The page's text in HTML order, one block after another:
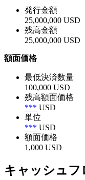
発行金額
25,000,000 USD
残高金額
25,000,000 USD
額面価格
最低決済数量
100,000 USD
残高額面価格
*** USD
単位
*** USD
額面価格
1,000 USD
キャッシュフ